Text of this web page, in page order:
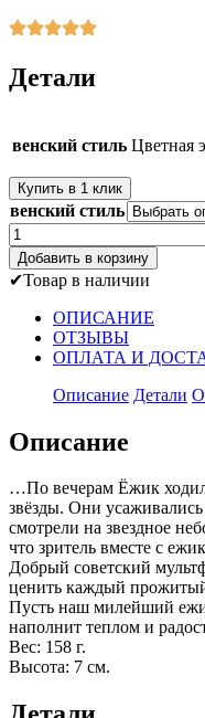
Детали
венский стиль Цветная
Купить в 1 клик
венский стиль
Количество
товара
Ежик
в
тумане
Добавить в корзину
Товар в наличии
ОПИСАНИЕ
ОТЗЫВЫ
ОПЛАТА И
Описание Детали
Описание
…По вечерам Ёжик
звёзды. Они
смотрели на звездное
что зритель вместе с
Добрый советский
ценить каждый
Пусть наш милейший
наполнит теплом и
Вес: 158 г.
Высота: 7 см.